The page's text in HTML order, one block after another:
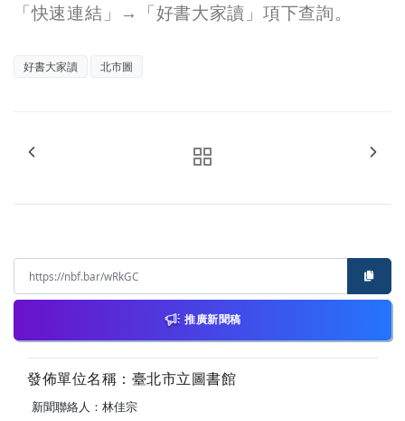
「快速連結」→「好書大家讀」項下查詢。
好書大家讀 北市圖
推廣新聞稿
發佈單位名稱：臺北市立圖書館
新聞聯絡人：林佳宗